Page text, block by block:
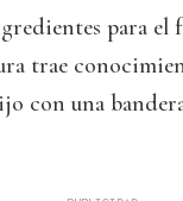
para el
trae
con una